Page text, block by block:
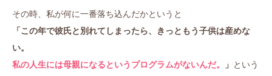
その時、私が何に一番落ち込んだかというと
「この年で彼氏と別れてしまったら、きっともう子供は産めな
い。
私の人生には母親になるというプログラムがないんだ。
」 という